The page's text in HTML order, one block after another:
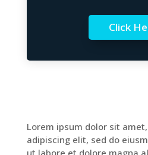
Click
Lorem ipsum dolor sit
adipiscing elit, sed do